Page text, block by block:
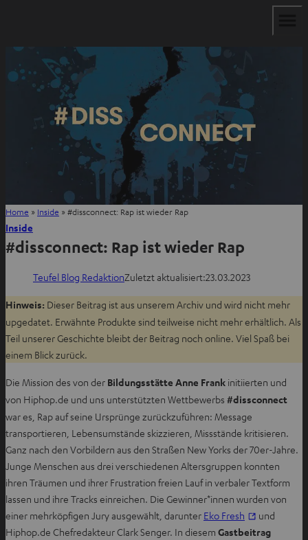
Home » Inside »#dissconnect: Rap ist wieder Rap
Inside
#dissconnect: Rap ist wieder Rap
Teufel Blog RedaktionZuletzt aktualisiert:23.03.2023
Hinweis: Dieser Beitrag ist aus unserem Archiv und wird nicht mehr
upgedatet. Erwähnte Produkte sind teilweise nicht mehr erhältlich. Als
Teil unserer Geschichte bleibt der Beitrag noch online. Viel Spaß bei
einem Blick zurück.
Die Mission des von der Bildungsstätte Anne Frank initiierten und
von Hiphop.de und uns unterstützten Wettbewerbs #dissconnect
war es, Rap auf seine Ursprünge zurückzuführen: Message
transportieren, Lebensumstände skizzieren, Missstände kritisieren.
Ganz nach den Vorbildern aus den Straßen New Yorks der 70er-Jahre.
Junge Menschen aus drei verschiedenen Altersgruppen konnten
ihren Träumen und ihrer Frustration freien Lauf in verbaler Textform
lassen und ihre Tracks einreichen. Die Gewinner*innen wurden von
einer mehrköpfigen Jury ausgewählt, darunter Eko Fresh
I
m
und
Hiphop.de Chefredakteur Clark Senger. In diesem Gastbeitrag